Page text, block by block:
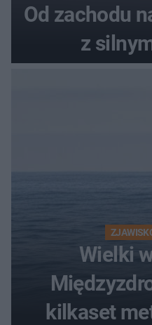
Od zachodu
z
Wielki
kilkaset